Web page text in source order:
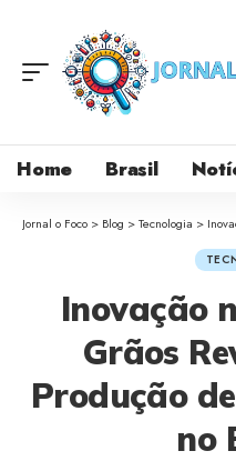
Home Brasil
Jornal o Foco > Blog >Tecnologia >
Inovação
Grãos
Produção
no